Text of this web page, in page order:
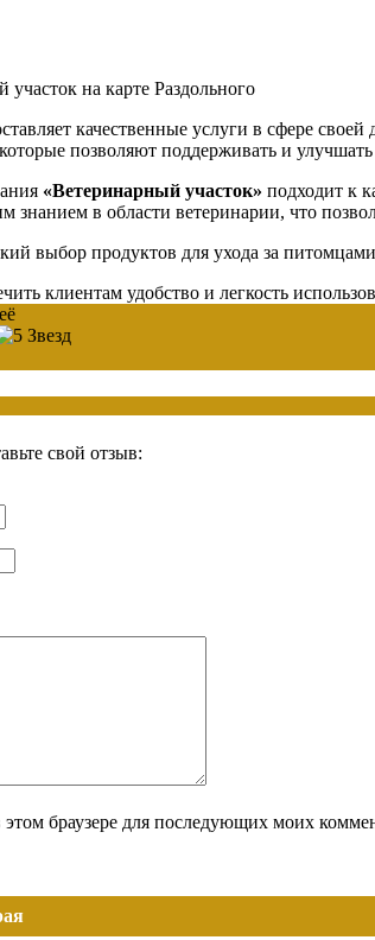
на карте Раздольного
качественные услуги в сфере своей
позволяют поддерживать и улучшать
«Ветеринарный участок» подходит к
знанием в области ветеринарии, что
выбор продуктов для ухода за
клиентам удобство и легкость
свой отзыв:
браузере для последующих моих